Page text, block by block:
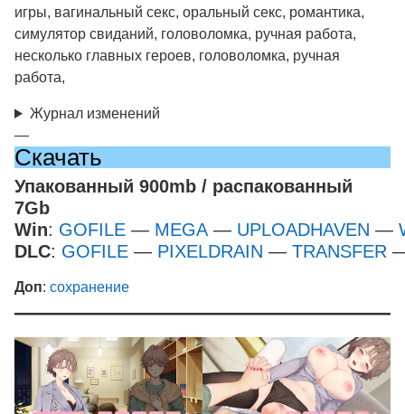
игры, вагинальный секс, оральный секс, романтика,
симулятор свиданий, головоломка, ручная работа,
несколько главных героев, головоломка, ручная
работа,
Журнал изменений
—
Скачать
Упакованный 900mb / распакованный
7Gb
Win: GOFILE — MEGA — UPLOADHAVEN —
DLC: GOFILE — PIXELDRAIN — TRANSFER
Доп: сохранение